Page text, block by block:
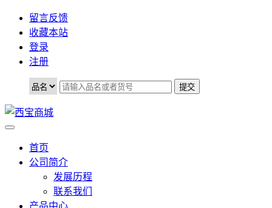
留言反馈
收藏本站
登录
注册
首页
公司简介
发展历程
联系我们
产品中心